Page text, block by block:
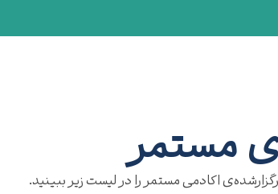
مستمر
اکادمی مستمر را در لیست زیر ببینید.